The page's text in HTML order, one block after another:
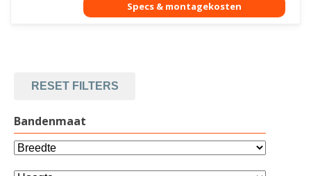
RESET FILTERS
Bandenmaat